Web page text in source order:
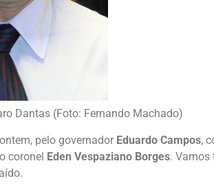
Dantas (Foto: Fernando Machado)
pelo governador Eduardo Campos,
coronel Eden Vespaziano Borges. Vamos